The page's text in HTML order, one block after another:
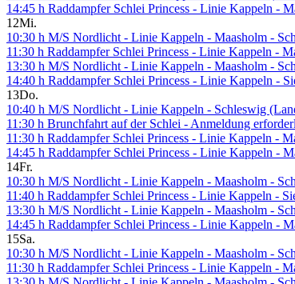
14:45 h Raddampfer Schlei Princess - Linie Kappeln -
12Mi.
10:30 h M/S Nordlicht - Linie Kappeln - Maasholm -
11:30 h Raddampfer Schlei Princess - Linie Kappeln -
13:30 h M/S Nordlicht - Linie Kappeln - Maasholm -
14:40 h Raddampfer Schlei Princess - Linie Kappeln -
13Do.
10:40 h M/S Nordlicht - Linie Kappeln - Schleswig
11:30 h Brunchfahrt auf der Schlei - Anmeldung
11:30 h Raddampfer Schlei Princess - Linie Kappeln -
14:45 h Raddampfer Schlei Princess - Linie Kappeln -
14Fr.
10:30 h M/S Nordlicht - Linie Kappeln - Maasholm -
11:40 h Raddampfer Schlei Princess - Linie Kappeln -
13:30 h M/S Nordlicht - Linie Kappeln - Maasholm -
14:45 h Raddampfer Schlei Princess - Linie Kappeln -
15Sa.
10:30 h M/S Nordlicht - Linie Kappeln - Maasholm -
11:30 h Raddampfer Schlei Princess - Linie Kappeln -